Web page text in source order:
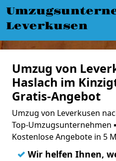
Leverkusen
Umzug von
Haslach im
Gratis-Angebot
Umzug von Leverkusen
Top-Umzugsunternehmen
Kostenlose Angebote in 5
✓ Wir helfen Ihnen,